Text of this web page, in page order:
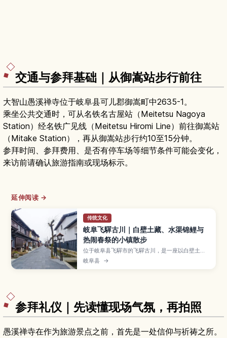
交通与参拜基础｜从御嵩站步行前往
大智山愚溪禅寺位于岐阜县可儿郡御嵩町中2635-1。
乘坐公共交通时，可从名铁名古屋站（Meitetsu Nagoya
Station）经名铁广见线（Meitetsu Hiromi Line）前往御嵩站
（Mitake Station），再从御嵩站步行约10至15分钟。
参拜时间、参拜费用、是否有停车场等细节条件可能会变化，
来访前请确认旅游指南或现场标示。
延伸阅读 →
传统文化
岐阜飞驒古川｜白壁土藏、水渠锦鲤与
热闹春祭的小镇散步
位于岐阜县飞驒市的飞驒古川，是一座以白壁土
藏、铺石小路与瀬户川水渠中游动的锦鲤闻名的宁
静小镇，也是动画电影取景地之一。本文介绍古街
岐阜县 →
参拜礼仪｜先读懂现场气氛，再拍照
愚溪禅寺在作为旅游景点之前，首先是一处信仰与祈祷之所。